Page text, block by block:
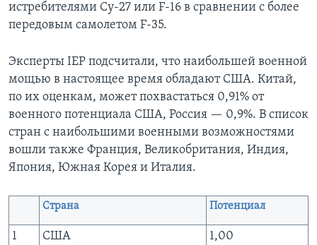
истребителями Су-27 или F-16 в сравнении с более
передовым самолетом F-35.
Эксперты IEP подсчитали, что наибольшей военной
мощью в настоящее время обладают США. Китай,
по их оценкам, может похвастаться 0,91% от
военного потенциала США, Россия — 0,9%. В список
стран с наибольшими военными возможностями
вошли также Франция, Великобритания, Индия,
Япония, Южная Корея и Италия.
Страна Потенциал
1 США
1,00